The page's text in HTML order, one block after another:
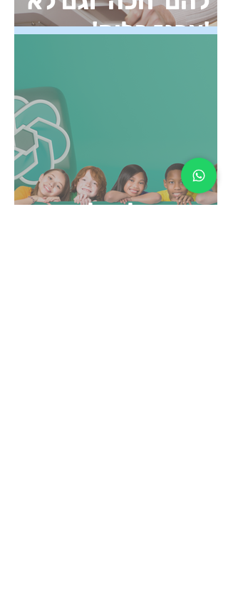
'ארגז כלים'
אין תחליף למוח